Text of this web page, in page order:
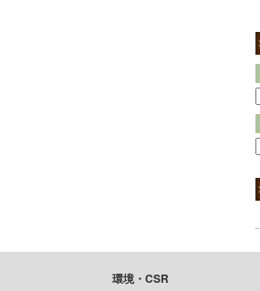
環境・CSR